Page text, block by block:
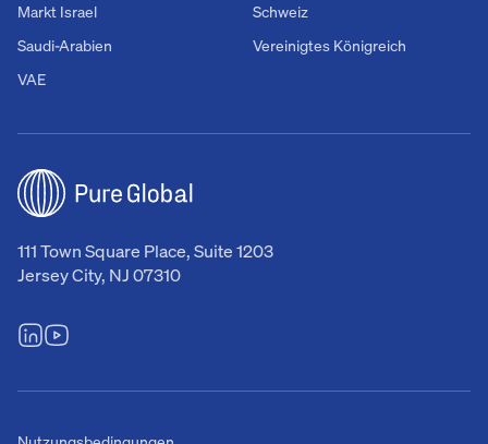
111 Town Square Place, Suite 1203
Jersey City, NJ 07310
Schweiz
Vereinigtes Königreich
Markt Israel
Saudi-Arabien
VAE